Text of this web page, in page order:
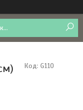
Код: G110